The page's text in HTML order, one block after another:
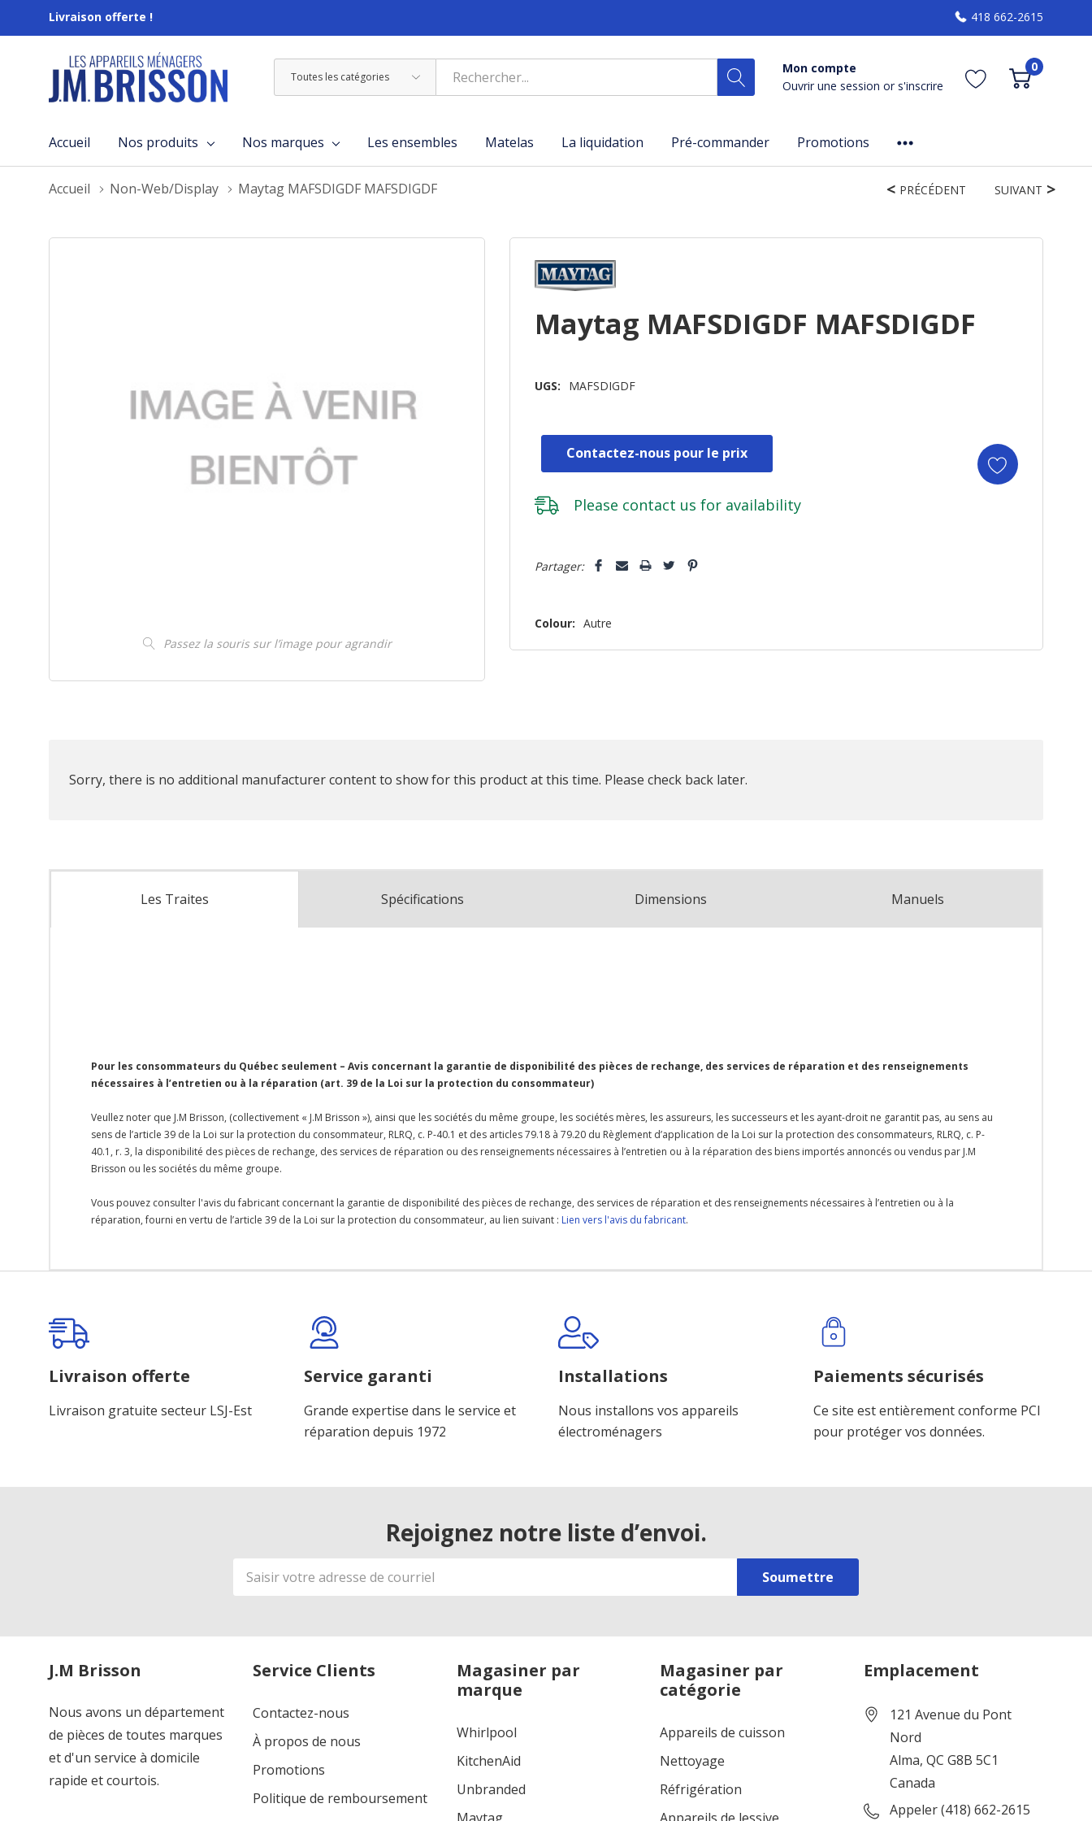
Livraison offerte ! 418 662-2615
Toutes
les
Rechercher
Mon compte
Ouvrir une session or s'inscrire
0
Accueil Nos produits Nos marques Les ensembles Matelas La liquidation Pré-commander Promotions
Accueil Non-Web/Display Maytag MAFSDIGDF MAFSDIGDF
Passez la souris sur l’image pour agrandir
PRÉCÉDENT SUIVANT
Maytag MAFSDIGDF MAFSDIGDF
UGS: MAFSDIGDF
Contactez-nous pour le prix
Please contact us for availability
vous!
Partager:
Colour: Autre
Sorry, there is no additional manufacturer content to show for this product at this time. Please check back later.
Les Traites Spécifications Dimensions Manuels
Pour les consommateurs du Québec seulement – Avis concernant la garantie de disponibilité des pièces de rechange, des services de réparation et des renseignements
nécessaires à l’entretien ou à la réparation (art. 39 de la Loi sur la protection du consommateur)
Veullez noter que J.M Brisson, (collectivement « J.M Brisson »), ainsi que les sociétés du même groupe, les sociétés mères, les assureurs, les successeurs et les ayant-droit ne garantit pas, au sens au
sens de l’article 39 de la Loi sur la protection du consommateur, RLRQ, c. P-40.1 et des articles 79.18 à 79.20 du Règlement d’application de la Loi sur la protection des consommateurs, RLRQ, c. P-
40.1, r. 3, la disponibilité des pièces de rechange, des services de réparation ou des renseignements nécessaires à l’entretien ou à la réparation des biens importés annoncés ou vendus par J.M
Brisson ou les sociétés du même groupe.
Vous pouvez consulter l'avis du fabricant concernant la garantie de disponibilité des pièces de rechange, des services de réparation et des renseignements nécessaires à l’entretien ou à la
réparation, fourni en vertu de l’article 39 de la Loi sur la protection du consommateur, au lien suivant : Lien vers l'avis du fabricant.
personnalisé
Livraison offerte
Livraison gratuite secteur LSJ-Est
Service garanti
Grande expertise dans le service et
réparation depuis 1972
Installations
Nous installons vos appareils
électroménagers
Paiements sécurisés
Ce site est entièrement conforme PCI
pour protéger vos données.
Rejoignez notre liste d’envoi.
Adresse
de
J.M Brisson
Nous avons un département
de pièces de toutes marques
et d'un service à domicile
rapide et courtois.
Service Clients
Contactez-nous
À propos de nous
Promotions
Politique de remboursement
Magasiner par
marque
Whirlpool
KitchenAid
Unbranded
Magasiner par
catégorie
Appareils de cuisson
Nettoyage
Réfrigération
Emplacement
121 Avenue du Pont
Nord
Alma, QC G8B 5C1
Canada
Appeler (418) 662-2615